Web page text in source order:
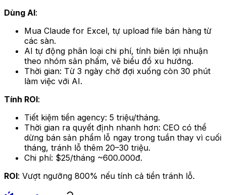
Dùng AI:
Mua Claude for Excel, tự upload file bán hàng từ
các sàn.
AI tự động phân loại chi phí, tính biên lợi nhuận
theo nhóm sản phẩm, vẽ biểu đồ xu hướng.
Thời gian: Từ 3 ngày chờ đợi xuống còn 30 phút
làm việc với AI.
Tính ROI:
Tiết kiệm tiền agency: 5 triệu/tháng.
Thời gian ra quyết định nhanh hơn: CEO có thể
dừng bán sản phẩm lỗ ngay trong tuần thay vì cuối
tháng, tránh lỗ thêm 20–30 triệu.
Chi phí: $25/tháng ~600.000đ.
ROI: Vượt ngưỡng 800% nếu tính cả tiền tránh lỗ.